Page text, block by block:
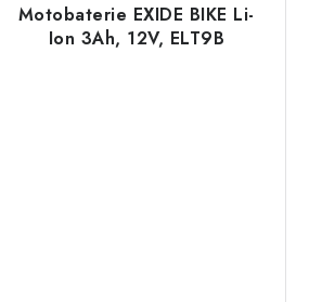
Motobaterie EXIDE BIKE Li-
Ion 3Ah, 12V, ELT9B